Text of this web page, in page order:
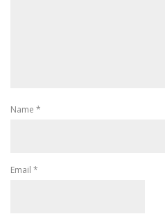
Name *
Email *